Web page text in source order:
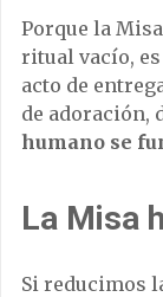
Porque la
ritual vacío,
acto de
de adoración,
humano se
La Misa
Si reducimos